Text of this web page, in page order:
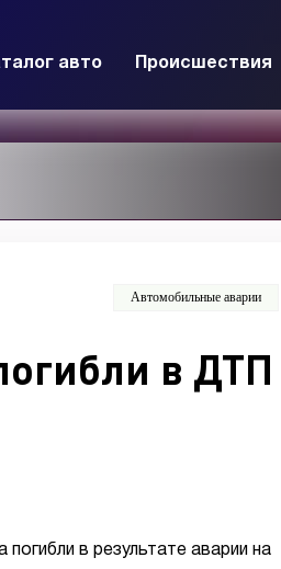
авто Происшествия
Автомобильные аварии
в ДТП
в результате аварии на